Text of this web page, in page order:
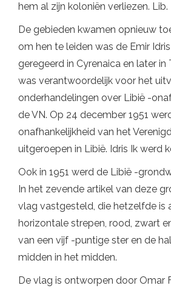
hem al zijn koloniën verliezen. Lib.
De gebieden kwamen opnieuw
om hen te leiden was de Emir
geregeerd in Cyrenaica en later in
was verantwoordelijk voor het
onderhandelingen over Libië -
de VN. Op 24 december 1951
onafhankelijkheid van het
uitgeroepen in Libië. Idris Ik werd
Ook in 1951 werd de Libië -
In het zevende artikel van deze
vlag vastgesteld, die hetzelfde is
horizontale strepen, rood, zwart
van een vijf -puntige ster en de
midden in het midden.
De vlag is ontworpen door Omar